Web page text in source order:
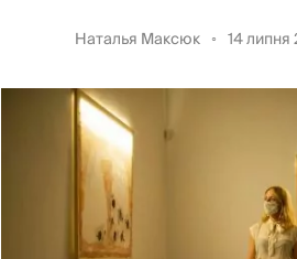
Наталья Максюк 14